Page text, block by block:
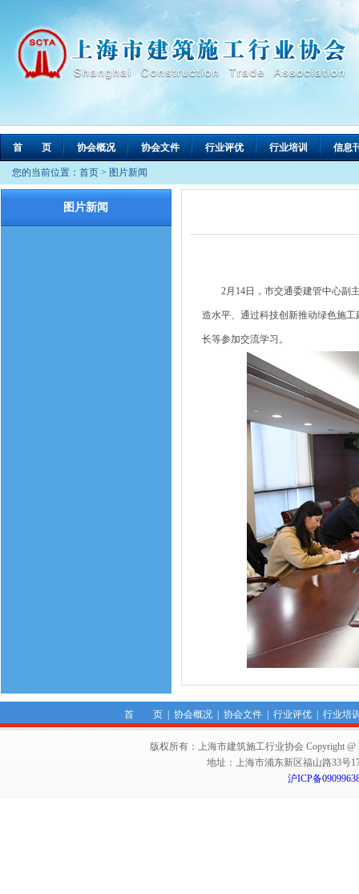
首 页 协会概况 协会文件 行业评优 行业培训 信息
您的当前位置： 首页 > 图片新闻
图片新闻
2月14日，市交通委建管中心副主
造水平、通过科技创新推动绿色施
长等参加交流学习。
首 页| 协会概况| 协会文件| 行业评优| 行业培
版权所有：上海市建筑施工行业协会 Copyright @
地址：上海市浦东新区福山路33号
沪ICP备